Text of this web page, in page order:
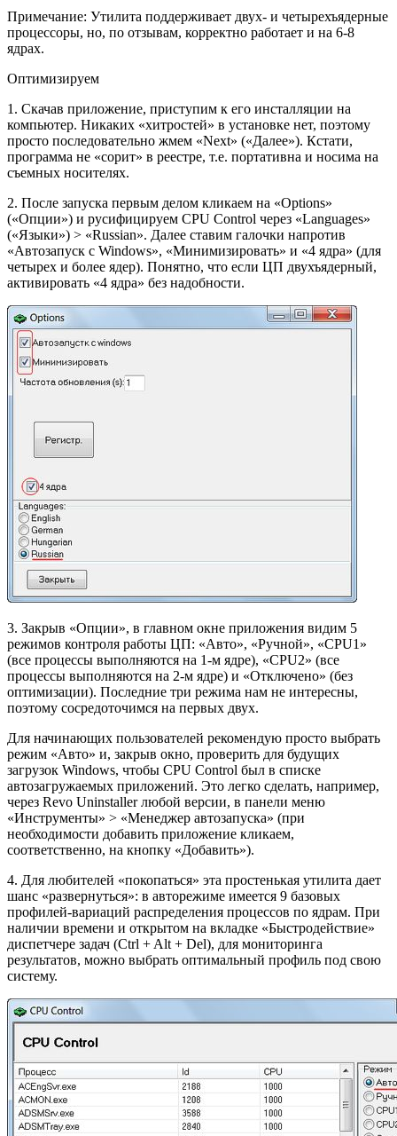
Примечание: Утилита поддерживает двух- и четырехъядерные
процессоры, но, по отзывам, корректно работает и на 6-8
ядрах.
Оптимизируем
1. Скачав приложение, приступим к его инсталляции на
компьютер. Никаких «хитростей» в установке нет, поэтому
просто последовательно жмем «Next» («Далее»). Кстати,
программа не «сорит» в реестре, т.е. портативна и носима на
съемных носителях.
2. После запуска первым делом кликаем на «Options»
(«Опции») и русифицируем CPU Control через «Languages»
(«Языки») > «Russian». Далее ставим галочки напротив
«Автозапуск с Windows», «Минимизировать» и «4 ядра» (для
четырех и более ядер). Понятно, что если ЦП двухъядерный,
активировать «4 ядра» без надобности.
3. Закрыв «Опции», в главном окне приложения видим 5
режимов контроля работы ЦП: «Авто», «Ручной», «CPU1»
(все процессы выполняются на 1-м ядре), «CPU2» (все
процессы выполняются на 2-м ядре) и «Отключено» (без
оптимизации). Последние три режима нам не интересны,
поэтому сосредоточимся на первых двух.
Для начинающих пользователей рекомендую просто выбрать
режим «Авто» и, закрыв окно, проверить для будущих
загрузок Windows, чтобы CPU Control был в списке
автозагружаемых приложений. Это легко сделать, например,
через Revo Uninstaller любой версии, в панели меню
«Инструменты» > «Менеджер автозапуска» (при
необходимости добавить приложение кликаем,
соответственно, на кнопку «Добавить»).
4. Для любителей «покопаться» эта простенькая утилита дает
шанс «развернуться»: в авторежиме имеется 9 базовых
профилей-вариаций распределения процессов по ядрам. При
наличии времени и открытом на вкладке «Быстродействие»
диспетчере задач (Ctrl + Alt + Del), для мониторинга
результатов, можно выбрать оптимальный профиль под свою
систему.